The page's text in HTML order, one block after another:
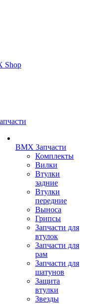
BMX Запчасти
Комплекты
Вилки
Втулки
задние
Втулки
передние
Выноса
Грипсы
Запчасти для
втулок
Запчасти для
рам
Запчасти для
шатунов
Защита
втулки
Звезды